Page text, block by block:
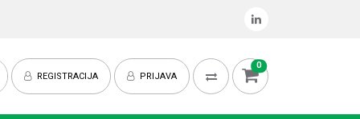
REGISTRACIJA PRIJAVA
0